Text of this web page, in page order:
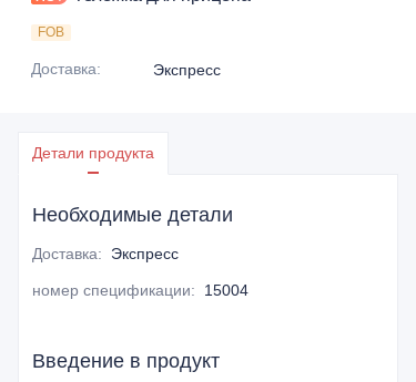
FOB
Доставка: Экспресс
Детали продукта
Необходимые детали
Доставка: Экспресс
номер спецификации: 15004
Введение в продукт